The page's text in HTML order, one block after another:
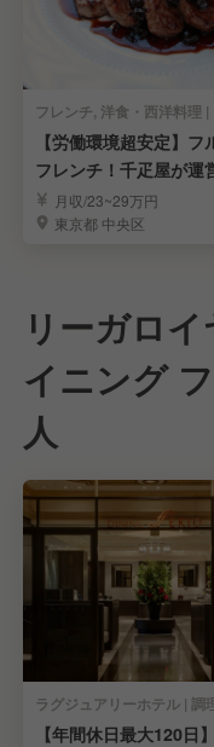
【労働環境超安定】フ
フレンチ！千疋屋が運
ストラン調理人
月収/23~29万円
東京都 中央区
リーガロ
イニング
人
【年間休日最大120日